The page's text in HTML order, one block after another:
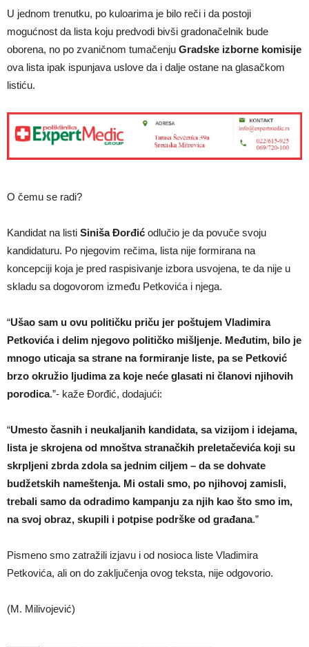
U jednom trenutku, po kuloarima je bilo reči i da postoji
mogućnost da lista koju predvodi bivši gradonačelnik bude
oborena, no po zvaničnom tumačenju Gradske izborne komisije
ova lista ipak ispunjava uslove da i dalje ostane na glasačkom
listiću.
O čemu se radi?
Kandidat na listi Siniša Đorđić odlučio je da povuče svoju
kandidaturu. Po njegovim rečima, lista nije formirana na
koncepciji koja je pred raspisivanje izbora usvojena, te da nije u
skladu sa dogovorom između Petkovića i njega.
“Ušao sam u ovu političku priču jer poštujem Vladimira
Petkovića i delim njegovo političko mišljenje. Međutim, bilo je
mnogo uticaja sa strane na formiranje liste, pa se Petković
brzo okružio ljudima za koje neće glasati ni članovi njihovih
porodica.”- kaže Đorđić, dodajući:
“Umesto časnih i neukaljanih kandidata, sa vizijom i idejama,
lista je skrojena od mnoštva stranačkih preletačevića koji su
skrpljeni zbrda zdola sa jednim ciljem – da se dohvate
budžetskih nameštenja. Mi ostali smo, po njihovoj zamisli,
trebali samo da odradimo kampanju za njih kao što smo im,
na svoj obraz, skupili i potpise podrške od građana.”
Pismeno smo zatražili izjavu i od nosioca liste Vladimira
Petkovića, ali on do zaključenja ovog teksta, nije odgovorio.
(M. Milivojević)